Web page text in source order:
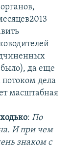
да еще
дела
масштабная
: По
И при чем
знаком с